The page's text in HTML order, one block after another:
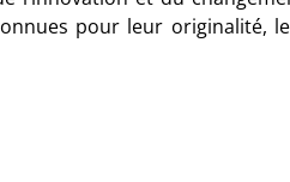
pour leur originalité,